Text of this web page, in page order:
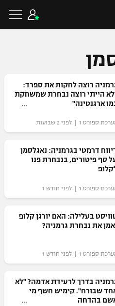
רוצה לחקות את ספרד:
הייתי רוצה נבחרת שמשחקת
ארגנטינה"
ספורט 1 | לפני 2 שבועות
דרמטי בגרמניה: נאגלסמן
סף פיטורים, בנבחרת פנו
ספורט 1 | לפני חודש 1
בעלילה: האם יורגן קלופ
את נבחרת גרמניה?
ספורט 1 | לפני חודש 1
בדרך לרעידת אדמה? "לא
שבורח". קימיש חשף מי
בהדחה